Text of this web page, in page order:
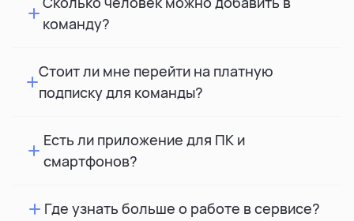
команду?
Стоит ли мне перейти на платную
подписку для команды?
Есть ли приложение для ПК и
смартфонов?
Где узнать больше о работе в сервисе?